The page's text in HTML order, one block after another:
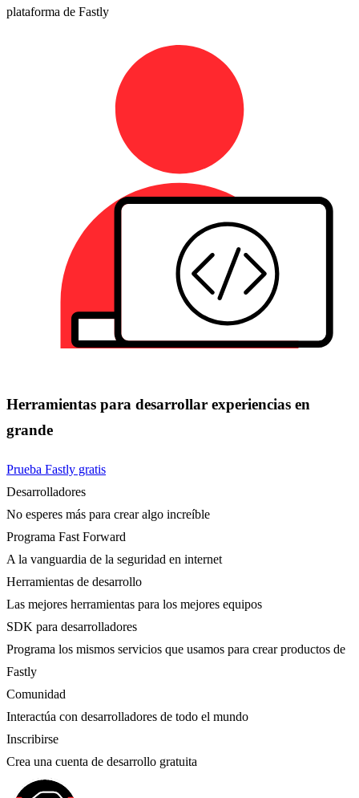
plataforma de Fastly
Herramientas para desarrollar experiencias en
grande
Prueba Fastly gratis
Desarrolladores
No esperes más para crear algo increíble
Programa Fast Forward
A la vanguardia de la seguridad en internet
Herramientas de desarrollo
Las mejores herramientas para los mejores equipos
SDK para desarrolladores
Programa los mismos servicios que usamos para crear productos de
Fastly
Comunidad
Interactúa con desarrolladores de todo el mundo
Inscribirse
Crea una cuenta de desarrollo gratuita